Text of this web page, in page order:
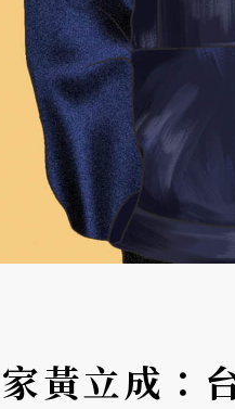
黃立成：